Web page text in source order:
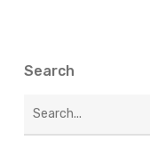
Search